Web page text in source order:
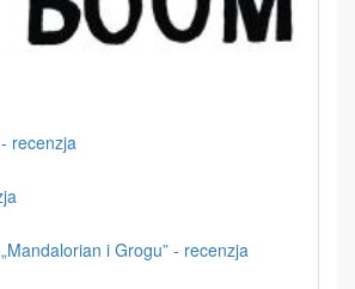
recenzja
i Grogu” - recenzja